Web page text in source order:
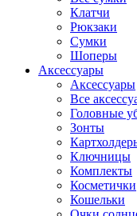
Клатчи
Рюкзаки
Сумки
Шоперы
Аксессуары
Аксессуары
Все
Головные
Зонты
Ключницы
Комплекты
Косметички
Кошельки